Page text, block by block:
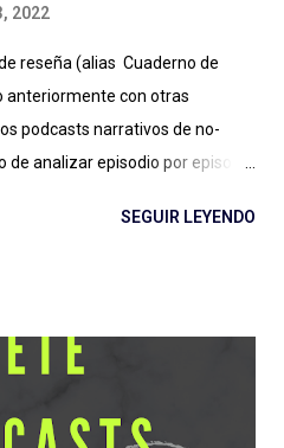
2022
reseña (alias Cuaderno de
anteriormente con otras
podcasts narrativos de no-
analizar episodio por episodio
2022 y el regreso al guión de
de escuchar antes los
trataré (en lo posible) de no
SEGUIR LEYENDO